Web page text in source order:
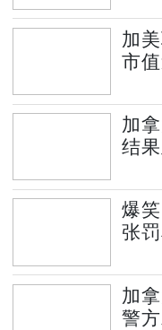
加
市
加
结
爆
张
加
警